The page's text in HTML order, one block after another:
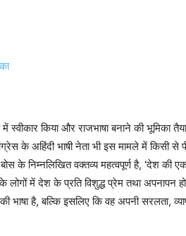
किया और राजभाषा बनाने की भूमिका
के अहिंदी भाषी नेता भी इस मामले में किसी से
के निम्नलिखित वक्तव्य महत्वपूर्ण है, ‘देश की
में देश के प्रति विशुद्ध प्रेम तथा अपनापन
भाषा है, बल्कि इसलिए कि वह अपनी सरलता,